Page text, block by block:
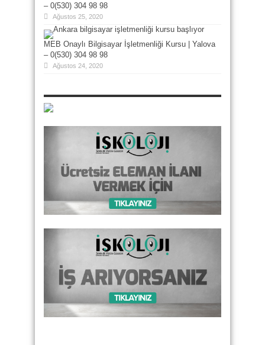
– 0(530) 304 98 98
Ağustos 25, 2020
MEB Onaylı Bilgisayar İşletmenliği Kursu | Yalova
– 0(530) 304 98 98
Ağustos 24, 2020